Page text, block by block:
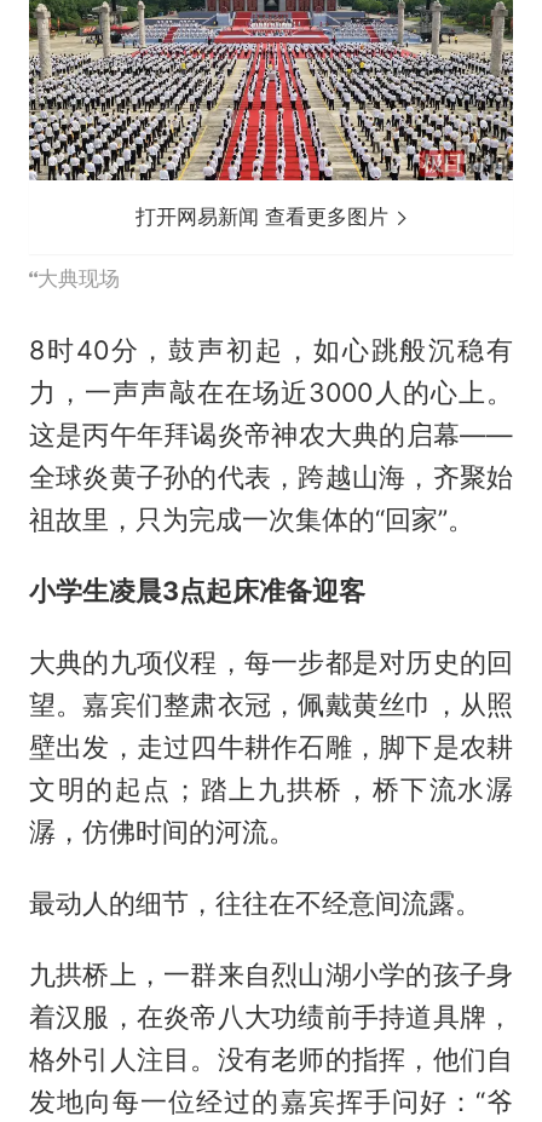
打开网易新闻 查看更多图片
大典现场
8时40分，鼓声初起，如心跳般沉稳有
力，一声声敲在在场近3000人的心上。
这是丙午年拜谒炎帝神农大典的启幕——
全球炎黄子孙的代表，跨越山海，齐聚始
祖故里，只为完成一次集体的“回家”。
小学生凌晨3点起床准备迎客
大典的九项仪程，每一步都是对历史的回
望。嘉宾们整肃衣冠，佩戴黄丝巾，从照
壁出发，走过四牛耕作石雕，脚下是农耕
文明的起点；踏上九拱桥，桥下流水潺
潺，仿佛时间的河流。
最动人的细节，往往在不经意间流露。
九拱桥上，一群来自烈山湖小学的孩子身
着汉服，在炎帝八大功绩前手持道具牌，
格外引人注目。没有老师的指挥，他们自
发地向每一位经过的嘉宾挥手问好：“爷